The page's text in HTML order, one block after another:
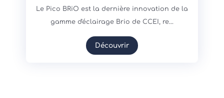
Le Pico BRiO est la dernière innovation de la
gamme d'éclairage Brio de CCEI, re...
Découvrir